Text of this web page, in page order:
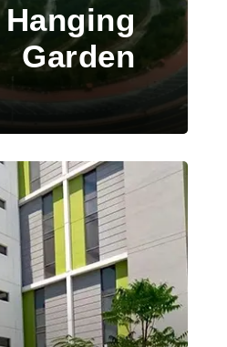
Hanging
Garden